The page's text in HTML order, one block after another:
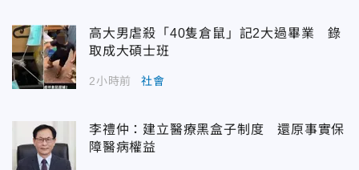
高大男虐殺「40隻倉鼠」記2大過畢業 錄
取成大碩士班
2小時前 社會
李禮仲：建立醫療黑盒子制度 還原事實保
障醫病權益